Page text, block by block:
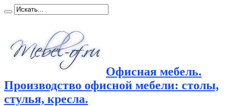
Офисная мебель.
Производство офисной мебели: столы,
стулья, кресла.